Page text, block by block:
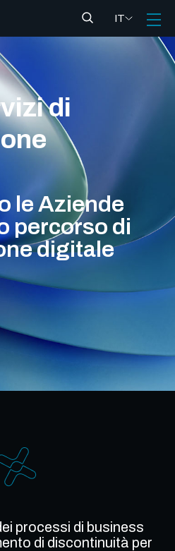
IT
di
le Aziende
percorso di
digitale
processi di business
di discontinuità per